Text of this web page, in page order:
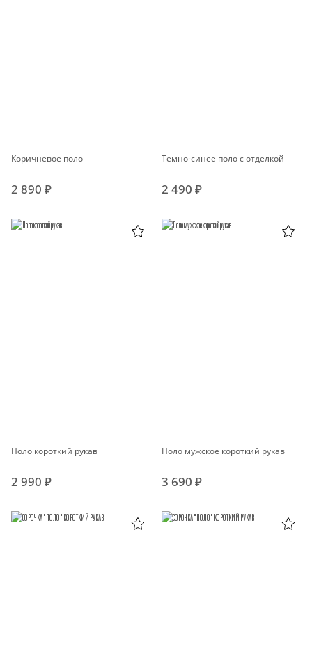
Коричневое поло
2 890 ₽
Темно-синее поло с отделкой
2 490 ₽
Поло короткий рукав
2 990 ₽
Поло мужское короткий рукав
3 690 ₽